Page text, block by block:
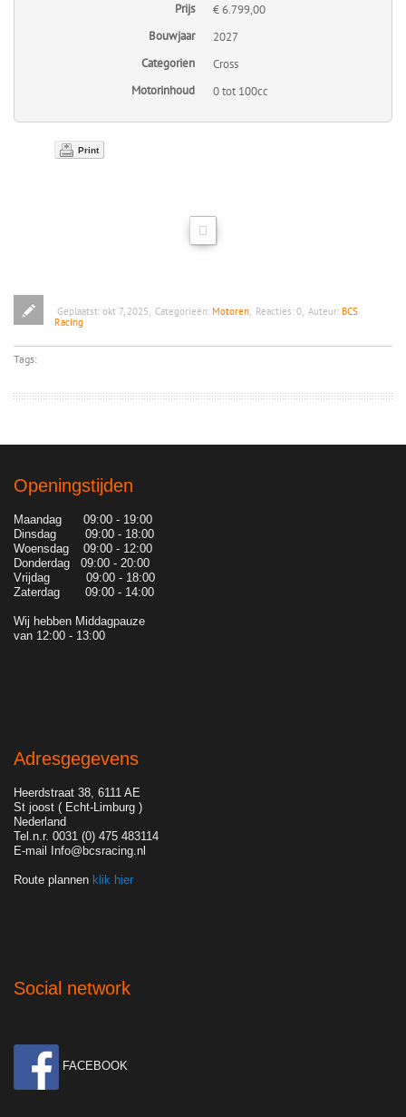
Prijs
€ 6.799,00
Bouwjaar
2027
Categorien
Cross
Motorinhoud
0 tot 100cc
Print
Geplaatst: okt 7, 2025 Categorieën: Motoren Reacties: 0 Auteur: BCS
Racing
Tags:
Openingstijden
Maandag 09:00 - 19:00
Dinsdag 09:00 - 18:00
Woensdag 09:00 - 12:00
Donderdag 09:00 - 20:00
Vrijdag 09:00 - 18:00
Zaterdag 09:00 - 14:00
Wij hebben Middagpauze
van 12:00 - 13:00
Adresgegevens
Heerdstraat 38, 6111 AE
St joost ( Echt-Limburg )
Nederland
Tel.n.r. 0031 (0) 475 483114
E-mail Info@bcsracing.nl
Route plannen klik hier
Social network
FACEBOOK